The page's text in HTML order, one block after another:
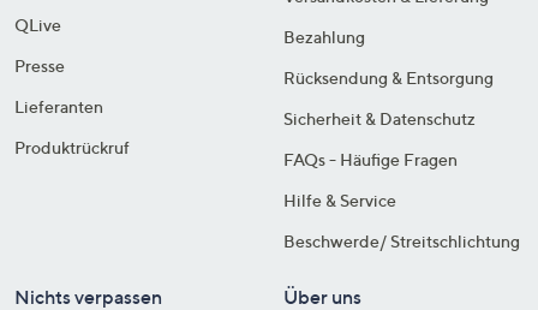
QLive
Presse
Lieferanten
Produktrückruf
Bezahlung
Rücksendung & Entsorgung
Sicherheit & Datenschutz
FAQs - Häufige Fragen
Hilfe & Service
Beschwerde/ Streitschlichtung
Nichts verpassen Über uns